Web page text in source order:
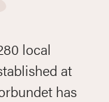
local
at
has